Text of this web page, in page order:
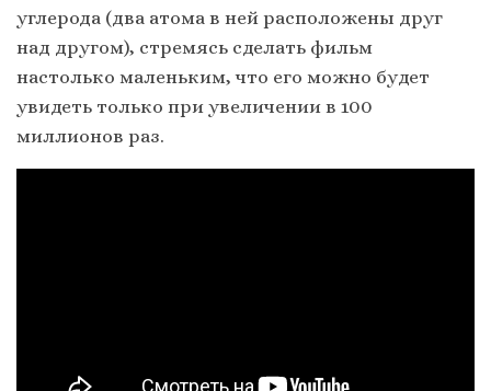
углерода (два атома в ней расположены друг
над другом), стремясь сделать фильм
настолько маленьким, что его можно будет
увидеть только при увеличении в 100
миллионов раз.